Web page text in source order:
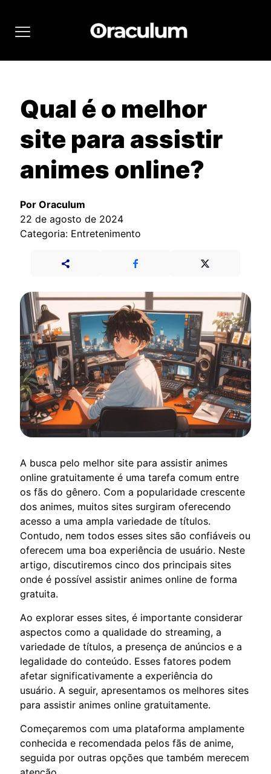
Qual é o melhor
site para assistir
animes online?
Por Oraculum
22 de agosto de 2024
Categoria: Entretenimento
A busca pelo melhor site para assistir animes
online gratuitamente é uma tarefa comum entre
os fãs do gênero. Com a popularidade crescente
dos animes, muitos sites surgiram oferecendo
acesso a uma ampla variedade de títulos.
Contudo, nem todos esses sites são confiáveis ou
oferecem uma boa experiência de usuário. Neste
artigo, discutiremos cinco dos principais sites
onde é possível assistir animes online de forma
gratuita.
Ao explorar esses sites, é importante considerar
aspectos como a qualidade do streaming, a
variedade de títulos, a presença de anúncios e a
legalidade do conteúdo. Esses fatores podem
afetar significativamente a experiência do
usuário. A seguir, apresentamos os melhores sites
para assistir animes online gratuitamente.
Começaremos com uma plataforma amplamente
conhecida e recomendada pelos fãs de anime,
seguida por outras opções que também merecem